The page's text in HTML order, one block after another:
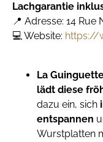
Lachgarantie
📍 Adresse: 14
💻 Website: https://
La
lädt diese
dazu ein, sich
entspannen
Wurstplatten